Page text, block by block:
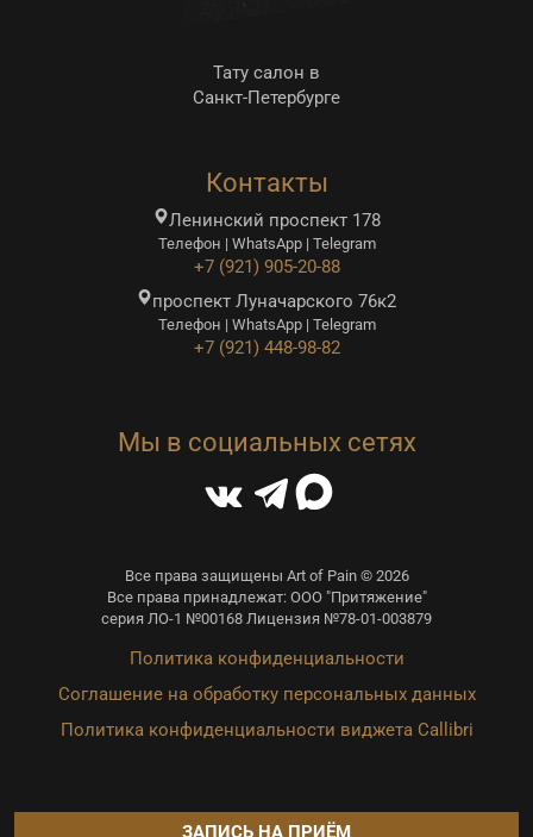
Тату салон в
Санкт-Петербурге
Контакты
Ленинский проспект 178
Телефон | WhatsApp | Telegram
+7 (921) 905-20-88
проспект Луначарского 76к2
Телефон | WhatsApp | Telegram
+7 (921) 448-98-82
Мы в социальных сетях
Все права защищены Art of Pain © 2026
Все права принадлежат: ООО "Притяжение"
серия ЛО-1 №00168 Лицензия №78-01-003879
Политика конфиденциальности
Соглашение на обработку персональных данных
Политика конфиденциальности виджета Callibri